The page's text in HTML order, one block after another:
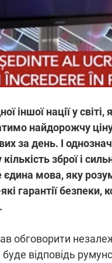
іншої нації у
найдорожчу
за день. І
зброї і
мова, яку
гарантії безпеки,
обговорити
відповідь